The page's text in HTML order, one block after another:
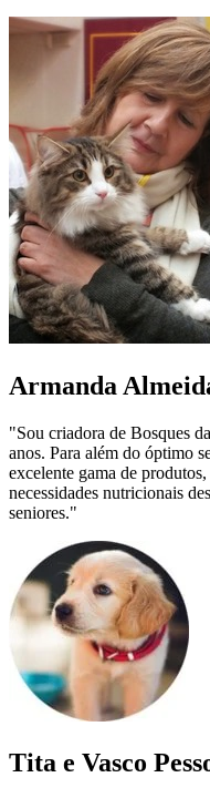
Armanda
"Sou criadora de Bosques
anos. Para além do óptimo
excelente gama de
necessidades nutricionais
seniores."
Tita e Vasco